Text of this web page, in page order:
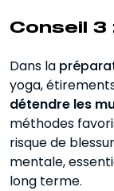
Conseil 3
Dans la
yoga,
détendre les
méthodes
risque de
mentale,
long terme.